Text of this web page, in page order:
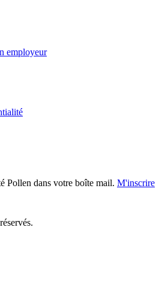
employeur
Pollen dans votre boîte mail. M'inscrire